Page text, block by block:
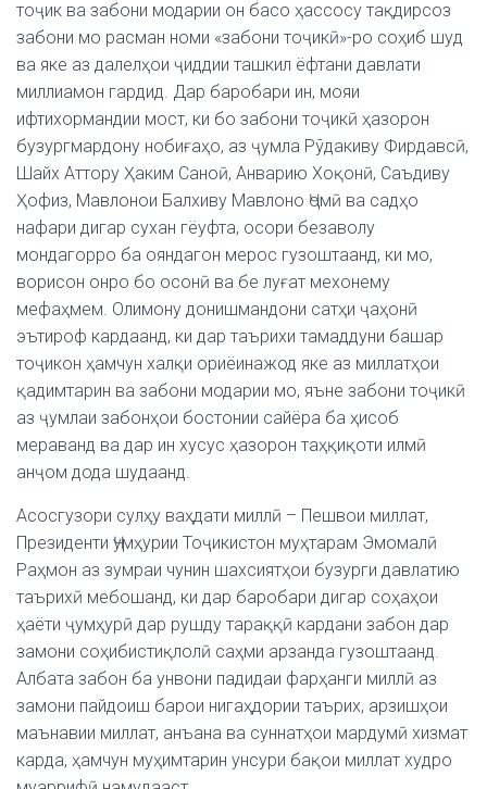
тоҷик ва забони модарии он басо ҳассосу тақдирсоз
забони мо расман номи «забони тоҷикӣ»-ро соҳиб шуд
ва яке аз далелҳои ҷиддии ташкил ёфтани давлати
миллиамон гардид. Дар баробари ин, мояи
ифтихормандии мост, ки бо забони тоҷикӣ ҳазорон
бузургмардону нобиғаҳо, аз ҷумла Рўдакиву Фирдавсӣ,
Шайх Аттору Ҳаким Саноӣ, Анварию Хоқонӣ, Саъдиву
Ҳофиз, Мавлонои Балхиву Мавлоно Ҷомӣ ва садҳо
нафари дигар сухан гёуфта, осори безаволу
мондагорро ба ояндагон мерос гузоштаанд, ки мо,
ворисон онро бо осонӣ ва бе луғат мехонему
мефаҳмем. Олимону донишмандони сатҳи ҷаҳонӣ
эътироф кардаанд, ки дар таърихи тамаддуни башар
тоҷикон ҳамчун халқи ориёинажод яке аз миллатҳои
қадимтарин ва забони модарии мо, яъне забони тоҷикӣ
аз ҷумлаи забонҳои бостонии сайёра ба ҳисоб
мераванд ва дар ин хусус ҳазорон таҳқиқоти илмӣ
анҷом дода шудаанд.
Асосгузори сулҳу ваҳдати миллӣ – Пешвои миллат,
Президенти Ҷумҳурии Тоҷикистон муҳтарам Эмомалӣ
Раҳмон аз зумраи чунин шахсиятҳои бузурги давлатию
таърихӣ мебошанд, ки дар баробари дигар соҳаҳои
ҳаёти ҷумҳурӣ дар рушду тараққӣ кардани забон дар
замони соҳибистиқлолӣ саҳми арзанда гузоштаанд.
Албата забон ба унвони падидаи фарҳанги миллӣ аз
замони пайдоиш барои нигаҳдории таърих, арзишҳои
маънавии миллат, анъана ва суннатҳои мардумӣ хизмат
карда, ҳамчун муҳимтарин унсури бақои миллат худро